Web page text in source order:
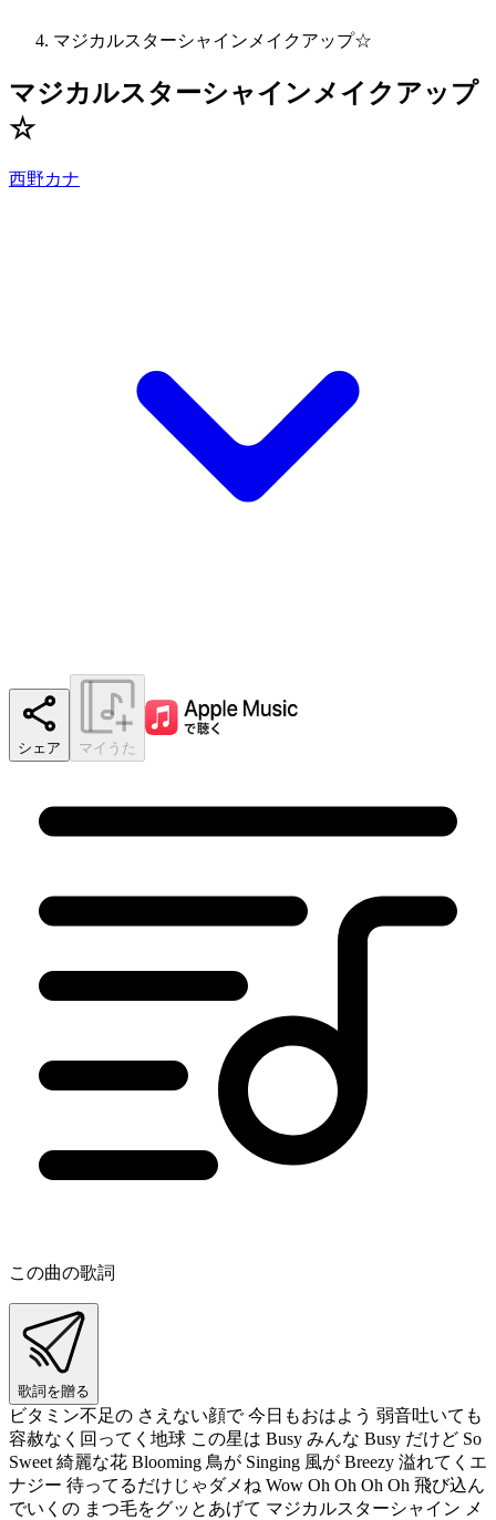
マジカルスターシャインメイクアップ☆
マジカルスターシャインメイクアップ
☆
西野カナ
シェア マイうた
この曲の歌詞
歌詞を贈る
ビタミン不足の さえない顔で 今日もおはよう 弱音吐いても
容赦なく回ってく地球 この星は Busy みんな Busy だけど So
Sweet 綺麗な花 Blooming 鳥が Singing 風が Breezy 溢れてくエ
ナジー 待ってるだけじゃダメね Wow Oh Oh Oh Oh 飛び込ん
でいくの まつ毛をグッとあげて マジカルスターシャイン メ